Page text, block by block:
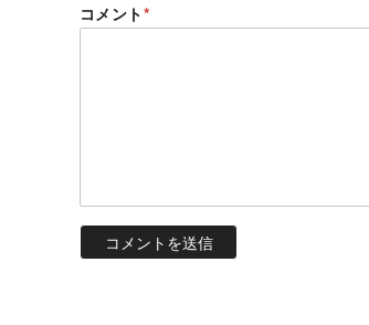
コメント*